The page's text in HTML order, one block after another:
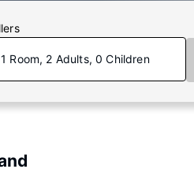
1 Room, 2 Adults, 0 Children